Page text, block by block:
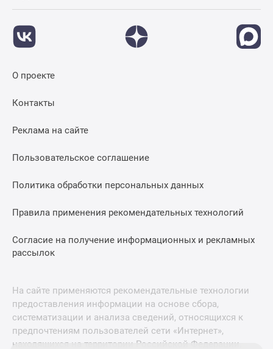
О проекте
Контакты
Реклама на сайте
Пользовательское соглашение
Политика обработки персональных данных
Правила применения рекомендательных технологий
Согласие на получение информационных и рекламных
рассылок
На сайте применяются рекомендательные технологии
предоставления информации на основе сбора,
систематизации и анализа сведений, относящихся к
предпочтениям пользователей сети «Интернет»,
находящихся на территории Российской Федерации.